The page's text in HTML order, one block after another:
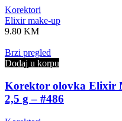
Korektori
Elixir make-up
9.80 KM
Brzi pregled
Dodaj u korpu
Korektor olovka Elixir
2,5 g – #486